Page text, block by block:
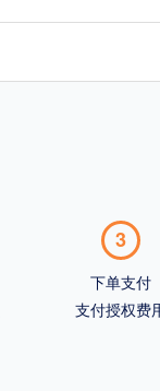
3
下单支付
支付授权费